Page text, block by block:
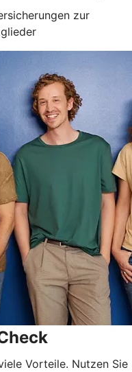
zur
Vorteile. Nutzen Sie